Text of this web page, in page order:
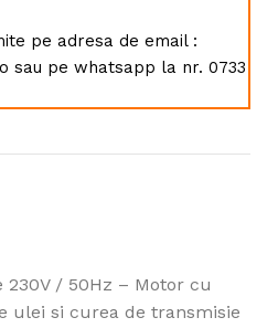
pe adresa de email :
sau pe whatsapp la nr. 0733
230V / 50Hz – Motor cu
ulei si curea de transmisie